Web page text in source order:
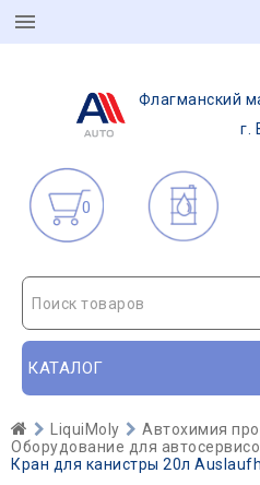
Флагманский
г.
0
Поиск товаров
КАТАЛОГ
LiquiMoly
Автохимия
Оборудование для
Кран для канистры 20л